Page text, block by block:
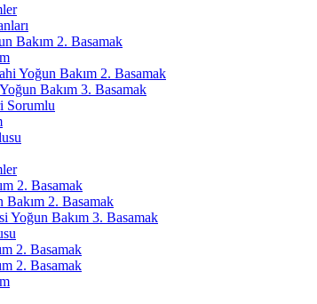
Bakım 2. Basamak
Yoğun Bakım 2. Basamak
Bakım 3. Basamak
Sorumlu
2. Basamak
Bakım 2. Basamak
Yoğun Bakım 3. Basamak
2. Basamak
2. Basamak